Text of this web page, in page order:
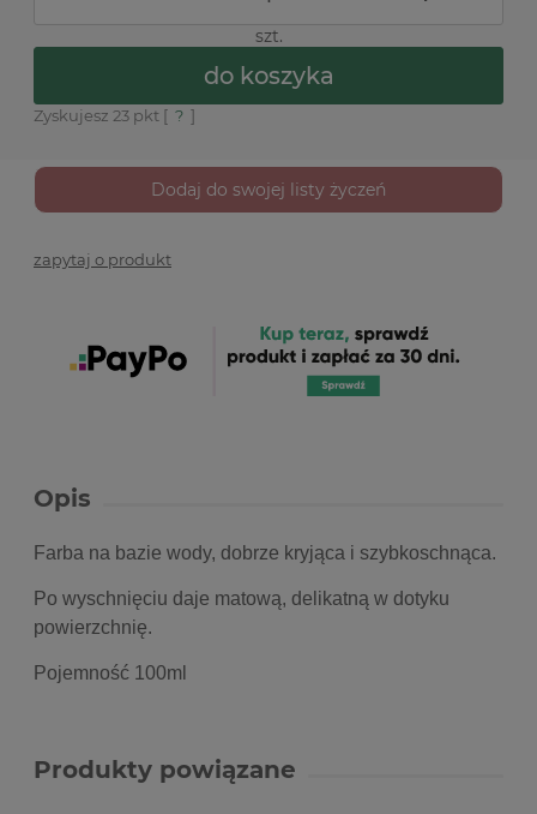
szt.
do koszyka
Zyskujesz 23 pkt [ ? ]
Dodaj do swojej listy życzeń
zapytaj o produkt
Opis
Farba na bazie wody, dobrze kryjąca i szybkoschnąca.
Po wyschnięciu daje matową, delikatną w dotyku
powierzchnię.
Pojemność 100ml
Produkty powiązane